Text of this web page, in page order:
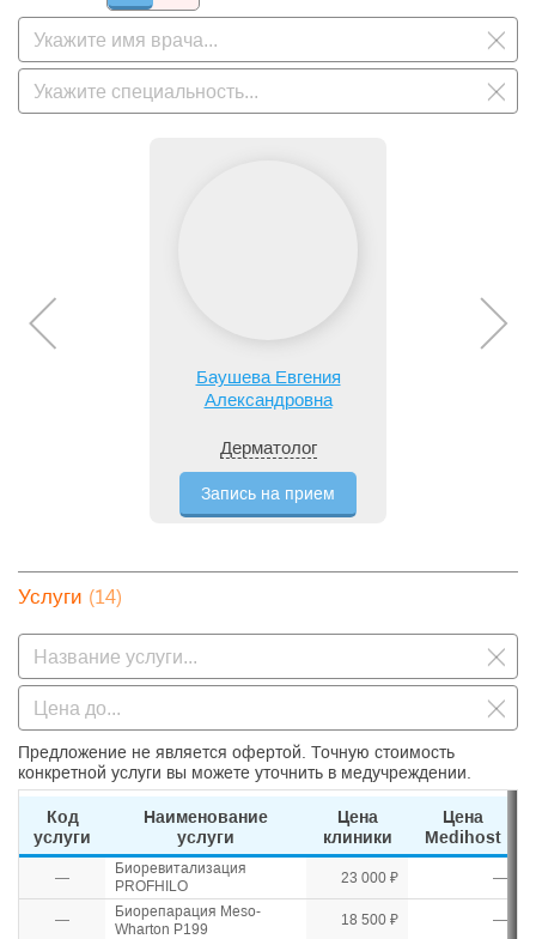
Баушева Евгения
Александровна
Дерматолог
Запись на прием
Услуги (14)
Предложение не является офертой. Точную стоимость
конкретной услуги вы можете уточнить в медучреждении.
Код
услуги
Наименование
услуги
Цена
клиники
Цена
Medihost
—
Биоревитализация
PROFHILO
23 000 ₽ —
—
Биорепарация Meso-
Wharton P199
18 500 ₽ —